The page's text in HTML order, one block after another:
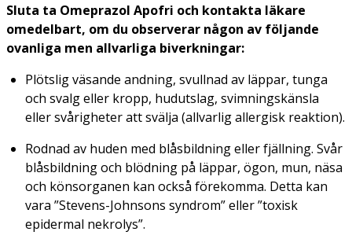
Sluta ta Omeprazol Apofri och kontakta läkare
omedelbart, om du observerar någon av följande
ovanliga men allvarliga biverkningar:
Plötslig väsande andning, svullnad av läppar, tunga
och svalg eller kropp, hudutslag, svimningskänsla
eller svårigheter att svälja (allvarlig allergisk reaktion).
Rodnad av huden med blåsbildning eller fjällning. Svår
blåsbildning och blödning på läppar, ögon, mun, näsa
och könsorganen kan också förekomma. Detta kan
vara ”Stevens-Johnsons syndrom” eller ”toxisk
epidermal nekrolys”.